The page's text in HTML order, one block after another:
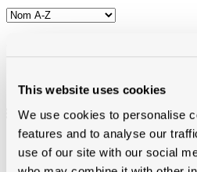
This website uses cookies
We use cookies to personalise
features and to analyse our
use of our site with our social